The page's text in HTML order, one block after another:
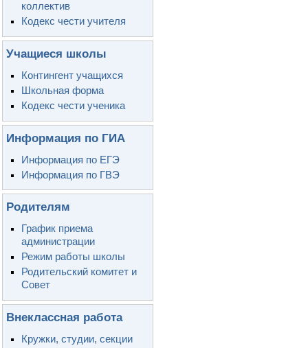
коллектив
Кодекс чести учителя
Учащиеся школы
Контингент учащихся
Школьная форма
Кодекс чести ученика
Информация по ГИА
Информация по ЕГЭ
Информация по ГВЭ
Родителям
График приема
администрации
Режим работы школы
Родительский комитет и
Совет
Внеклассная работа
Кружки, студии, секции